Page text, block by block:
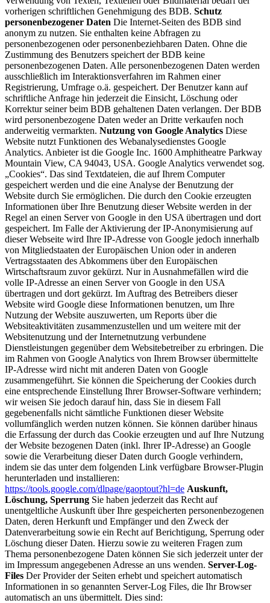
vorherigen schriftlichen Genehmigung des BDB. Schutz
personenbezogener Daten Die Internet-Seiten des BDB sind
anonym zu nutzen. Sie enthalten keine Abfragen zu
personenbezogenen oder personenbeziehbaren Daten. Ohne die
Zustimmung des Benutzers speichert der BDB keine
personenbezogenen Daten. Alle personenbezogenen Daten werden
ausschließlich im Interaktionsverfahren im Rahmen einer
Registrierung, Umfrage o.ä. gespeichert. Der Benutzer kann auf
schriftliche Anfrage hin jederzeit die Einsicht, Löschung oder
Korrektur seiner beim BDB gehaltenen Daten verlangen. Der BDB
wird personenbezogene Daten weder an Dritte verkaufen noch
anderweitig vermarkten. Nutzung von Google Analytics Diese
Website nutzt Funktionen des Webanalysedienstes Google
Analytics. Anbieter ist die Google Inc. 1600 Amphitheatre Parkway
Mountain View, CA 94043, USA. Google Analytics verwendet sog.
„Cookies“. Das sind Textdateien, die auf Ihrem Computer
gespeichert werden und die eine Analyse der Benutzung der
Website durch Sie ermöglichen. Die durch den Cookie erzeugten
Informationen über Ihre Benutzung dieser Website werden in der
Regel an einen Server von Google in den USA übertragen und dort
gespeichert. Im Falle der Aktivierung der IP-Anonymisierung auf
dieser Webseite wird Ihre IP-Adresse von Google jedoch innerhalb
von Mitgliedstaaten der Europäischen Union oder in anderen
Vertragsstaaten des Abkommens über den Europäischen
Wirtschaftsraum zuvor gekürzt. Nur in Ausnahmefällen wird die
volle IP-Adresse an einen Server von Google in den USA
übertragen und dort gekürzt. Im Auftrag des Betreibers dieser
Website wird Google diese Informationen benutzen, um Ihre
Nutzung der Website auszuwerten, um Reports über die
Websiteaktivitäten zusammenzustellen und um weitere mit der
Websitenutzung und der Internetnutzung verbundene
Dienstleistungen gegenüber dem Websitebetreiber zu erbringen. Die
im Rahmen von Google Analytics von Ihrem Browser übermittelte
IP-Adresse wird nicht mit anderen Daten von Google
zusammengeführt. Sie können die Speicherung der Cookies durch
eine entsprechende Einstellung Ihrer Browser-Software verhindern;
wir weisen Sie jedoch darauf hin, dass Sie in diesem Fall
gegebenenfalls nicht sämtliche Funktionen dieser Website
vollumfänglich werden nutzen können. Sie können darüber hinaus
die Erfassung der durch das Cookie erzeugten und auf Ihre Nutzung
der Website bezogenen Daten (inkl. Ihrer IP-Adresse) an Google
sowie die Verarbeitung dieser Daten durch Google verhindern,
indem sie das unter dem folgenden Link verfügbare Browser-Plugin
herunterladen und installieren:
https://tools.google.com/dlpage/gaoptout?hl=de Auskunft,
Löschung, Sperrung Sie haben jederzeit das Recht auf
unentgeltliche Auskunft über Ihre gespeicherten personenbezogenen
Daten, deren Herkunft und Empfänger und den Zweck der
Datenverarbeitung sowie ein Recht auf Berichtigung, Sperrung oder
Löschung dieser Daten. Hierzu sowie zu weiteren Fragen zum
Thema personenbezogene Daten können Sie sich jederzeit unter der
im Impressum angegebenen Adresse an uns wenden. Server-Log-
Files Der Provider der Seiten erhebt und speichert automatisch
Informationen in so genannten Server-Log Files, die Ihr Browser
automatisch an uns übermittelt. Dies sind: